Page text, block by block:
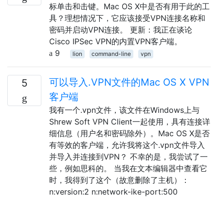
标单击和击键。Mac OS X中是否有用于此的工
具？理想情况下，它应该接受VPN连接名称和
密码并启动VPN连接。 更新：我正在谈论
Cisco IPSec VPN的内置VPN客户端。
9
lion command-line vpn
5
可以导入.VPN文件的Mac OS X VPN
客户端
我有一个.vpn文件，该文件在Windows上与
Shrew Soft VPN Client一起使用，具有连接详
细信息（用户名和密码除外）。Mac OS X是否
有等效的客户端，允许我将这个.vpn文件导入
并导入并连接到VPN？ 不幸的是，我尝试了一
些，例如思科的。 当我在文本编辑器中查看它
时，我得到了这个（故意删除了主机）：
n:version:2 n:network-ike-port:500